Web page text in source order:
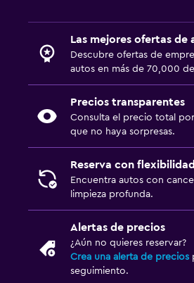
Las mejores ofertas de
Descubre ofertas de
autos en más de 70,000
Precios transparentes
Consulta el precio total
que no haya sorpresas.
Reserva con flexibilidad
Encuentra autos con
limpieza profunda.
Alertas de precios
¿Aún no quieres reservar?
Crea una alerta de precios
seguimiento.